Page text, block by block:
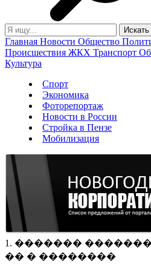
Главная Новости Общество
Происшествия ЖКХ Транспорт
Культура
Спорт
Экономика
Фоторепортаж
Новости в России
Стройка в Пензе
Мобилизация
1. �������
�� � ��������